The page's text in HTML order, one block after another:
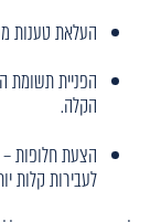
העלאת טענות
הפניית תשומת
הקלה.
הצעת חלופות –
לעבירות קלות